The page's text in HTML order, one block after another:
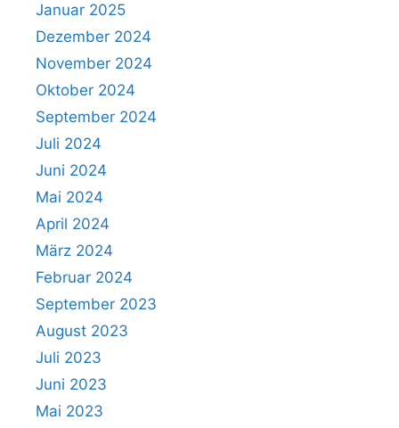
Januar 2025
Dezember 2024
November 2024
Oktober 2024
September 2024
Juli 2024
Juni 2024
Mai 2024
April 2024
März 2024
Februar 2024
September 2023
August 2023
Juli 2023
Juni 2023
Mai 2023